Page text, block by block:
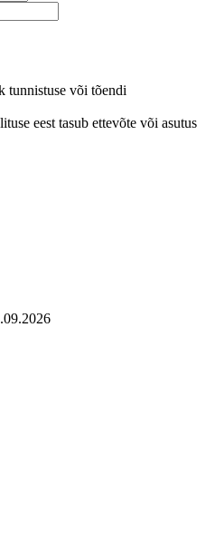
tunnistuse või tõendi
eest tasub ettevõte või asutus